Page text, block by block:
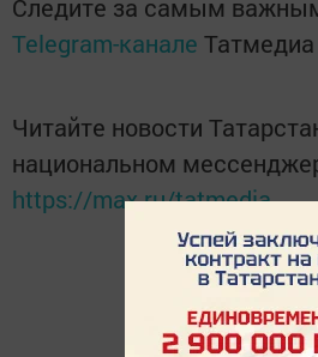
Следите за самым
Telegram-канале Татмедиа
Читайте новости
национальном
https://max.ru/tatmedia